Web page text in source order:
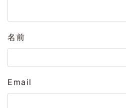
名前
Email